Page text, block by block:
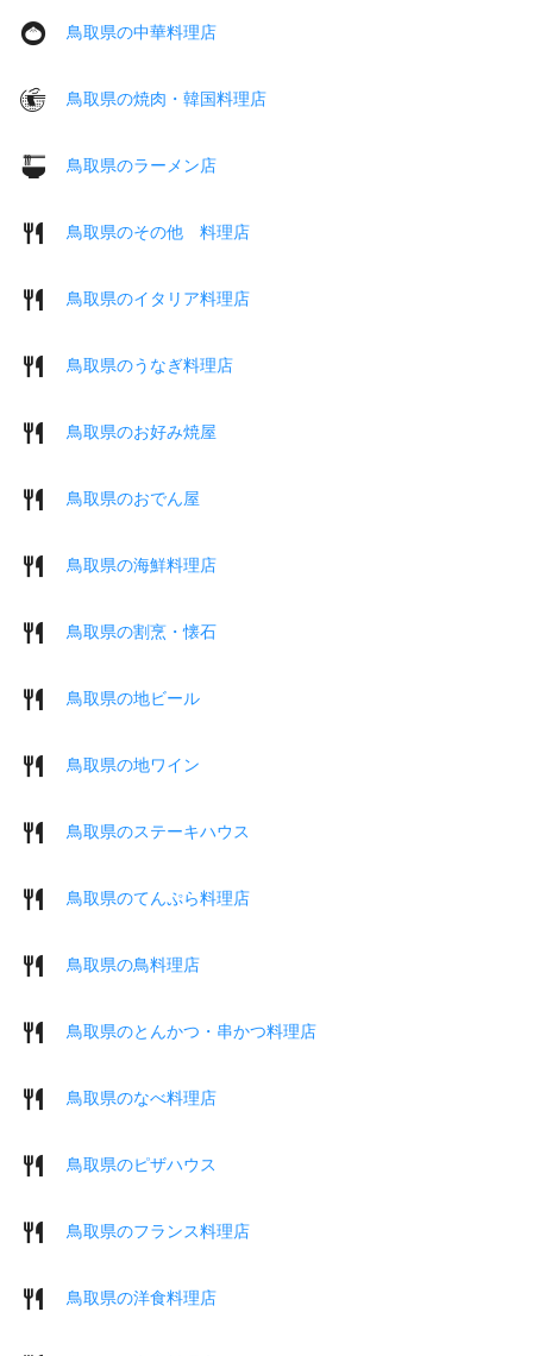
鳥取県の中華料理店
鳥取県の焼肉・韓国料理店
鳥取県のラーメン店
鳥取県のその他 料理店
鳥取県のイタリア料理店
鳥取県のうなぎ料理店
鳥取県のお好み焼屋
鳥取県のおでん屋
鳥取県の海鮮料理店
鳥取県の割烹・懐石
鳥取県の地ビール
鳥取県の地ワイン
鳥取県のステーキハウス
鳥取県のてんぷら料理店
鳥取県の鳥料理店
鳥取県のとんかつ・串かつ料理店
鳥取県のなべ料理店
鳥取県のピザハウス
鳥取県のフランス料理店
鳥取県の洋食料理店